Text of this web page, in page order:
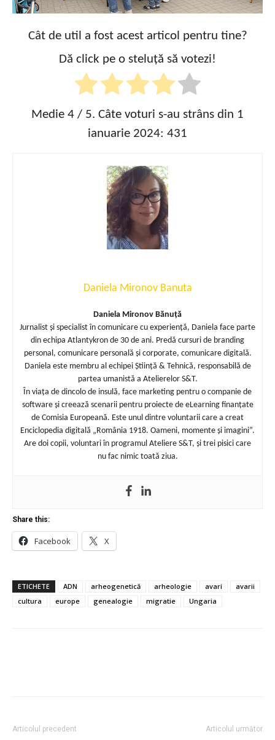
Cât de util a fost acest articol pentru tine?
Dă click pe o steluță să votezi!
Medie 4 / 5. Câte voturi s-au strâns din 1
ianuarie 2024: 431
Daniela Mironov Banuta
Daniela Mironov Bănuță
Jurnalist și specialist în comunicare cu experiență, Daniela face parte
din echipa Atlantykron de 30 de ani. Predă cursuri de branding
personal, comunicare personală și corporate, comunicare digitală.
Daniela este membru al echipei Știință & Tehnică, responsabilă de
partea umanistă a Atelierelor S&T.
În viața de dincolo de insulă, face marketing pentru o companie de
software și creează scenarii pentru proiecte de eLearning finanțate
de Comisia Europeană. Este unul dintre voluntarii care a creat
Enciclopedia digitală „România 1918. Oameni, momente și imagini”.
Are doi copii, voluntari în programul Ateliere S&T, și trei pisici care
nu fac nimic toată ziua.
Share this:
Facebook X
ETICHETE ADN arheogenetică arheologie avari
avarii
cultura
europe genealogie migratie Ungaria
Articolul precedent Articolul următor